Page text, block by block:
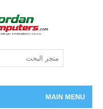
MAIN MENU